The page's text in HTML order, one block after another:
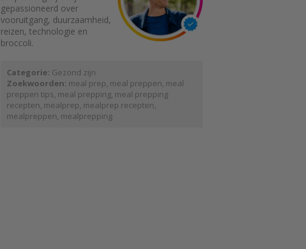
gepassioneerd over
vooruitgang, duurzaamheid,
reizen, technologie en
broccoli.
Categorie: Gezond zijn
Zoekwoorden: meal prep, meal preppen, meal
preppen tips, meal prepping, meal prepping
recepten, mealprep, mealprep recepten,
mealpreppen, mealprepping